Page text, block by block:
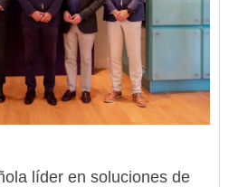
herramientas
líder en soluciones de